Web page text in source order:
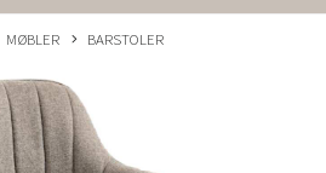
MØBLER BARSTOLER